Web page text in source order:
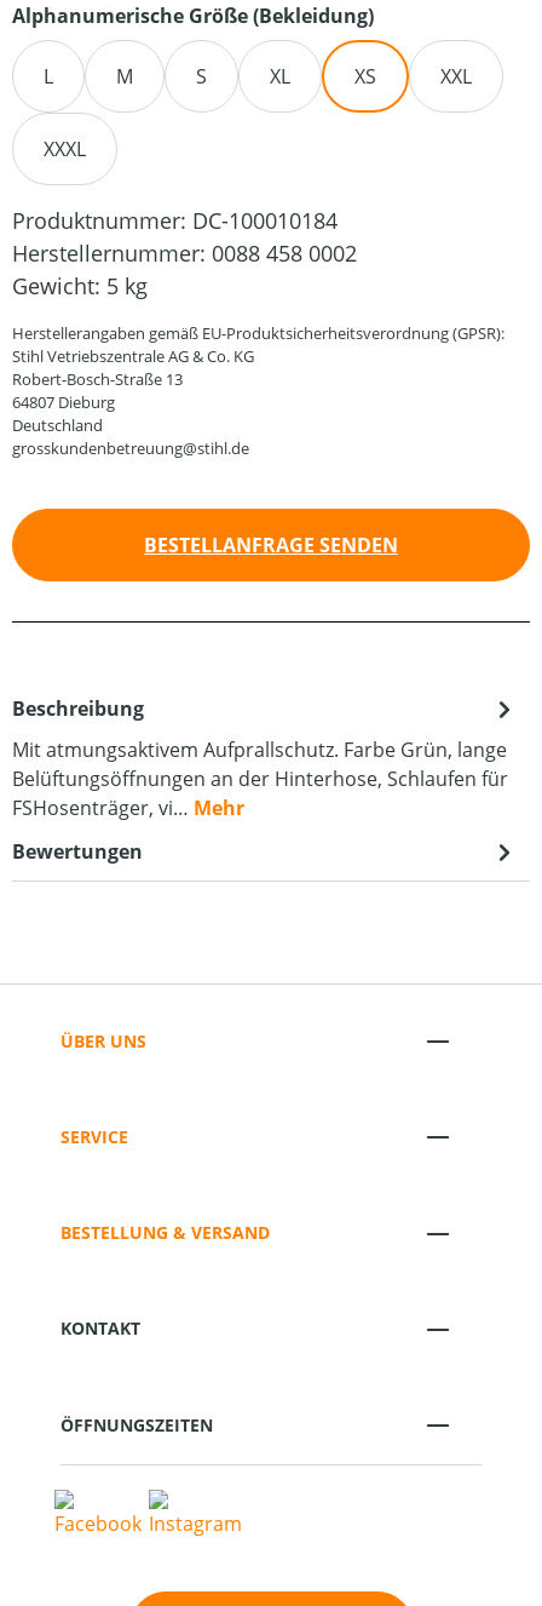
Alphanumerische Größe (Bekleidung)auswählen
L M S XL XS XXL
XXXL
Produktnummer: DC-100010184
Herstellernummer: 0088 458 0002
Gewicht: 5 kg
Herstellerangaben gemäß EU-Produktsicherheitsverordnung (GPSR):
Stihl Vetriebszentrale AG & Co. KG
Robert-Bosch-Straße 13
64807 Dieburg
Deutschland
grosskundenbetreuung@stihl.de
BESTELLANFRAGE SENDEN
Beschreibung
Mit atmungsaktivem Aufprallschutz. Farbe Grün, lange
Belüftungsöffnungen an der Hinterhose, Schlaufen für
FS­Hosenträger, vi… Mehr
Bewertungen
ÜBER UNS
SERVICE
BESTELLUNG & VERSAND
KONTAKT
ÖFFNUNGSZEITEN